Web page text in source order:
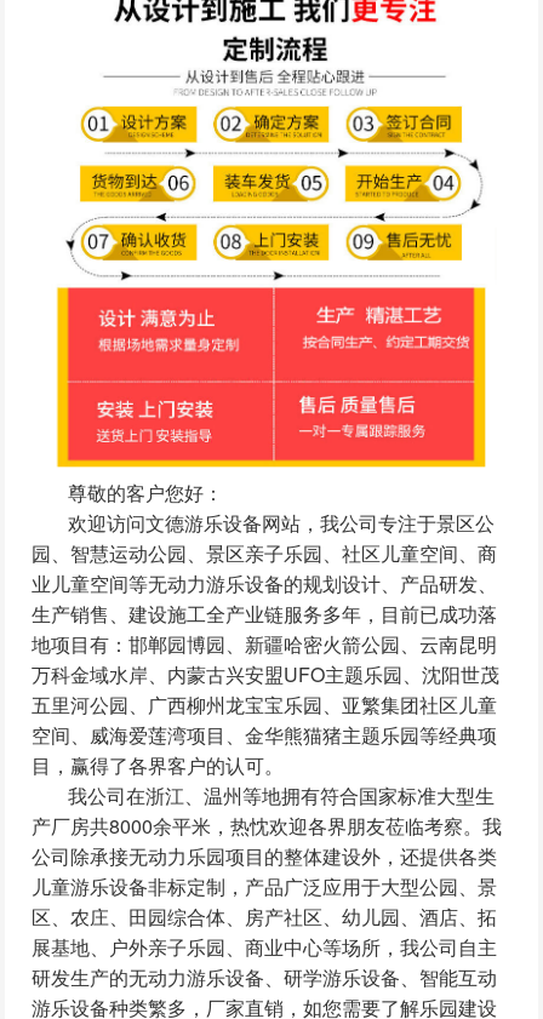
尊敬的客户您好：
欢迎访问文德游乐设备网站，我公司专注于景区公
园、智慧运动公园、景区亲子乐园、社区儿童空间、商
业儿童空间等无动力游乐设备的规划设计、产品研发、
生产销售、建设施工全产业链服务多年，目前已成功落
地项目有：邯郸园博园、新疆哈密火箭公园、云南昆明
万科金域水岸、内蒙古兴安盟UFO主题乐园、沈阳世茂
五里河公园、广西柳州龙宝宝乐园、亚繁集团社区儿童
空间、威海爱莲湾项目、金华熊猫猪主题乐园等经典项
目，赢得了各界客户的认可。
我公司在浙江、温州等地拥有符合国家标准大型生
产厂房共8000余平米，热忱欢迎各界朋友莅临考察。我
公司除承接无动力乐园项目的整体建设外，还提供各类
儿童游乐设备非标定制，产品广泛应用于大型公园、景
区、农庄、田园综合体、房产社区、幼儿园、酒店、拓
展基地、户外亲子乐园、商业中心等场所，我公司自主
研发生产的无动力游乐设备、研学游乐设备、智能互动
游乐设备种类繁多，厂家直销，如您需要了解乐园建设